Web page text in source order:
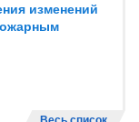
изменений